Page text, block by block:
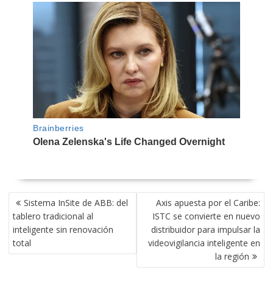
NAVEGACIÓN
DE
ENTRADAS
Sistema InSite de ABB: del
tablero tradicional al
inteligente sin renovación
total
Axis apuesta por el Caribe:
ISTC se convierte en nuevo
distribuidor para impulsar la
videovigilancia inteligente en
la región